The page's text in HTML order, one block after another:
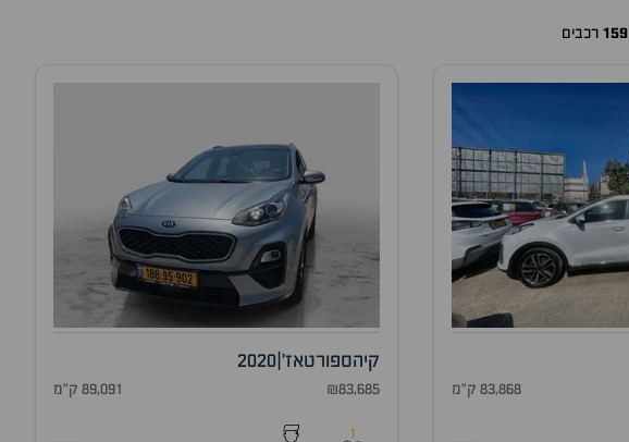
159 רכבים
83,868 ק"מ
קיהספורטאז'|
2020
₪83,685 89,091 ק"מ
1